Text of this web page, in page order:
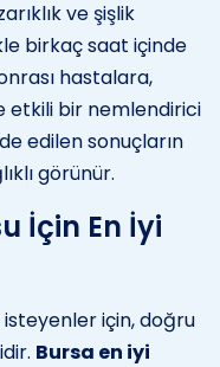
ve şişlik
birkaç saat içinde
hastalara,
etkili bir nemlendirici
edilen sonuçların
görünür.
İçin En İyi
isteyenler için, doğru
Bursa en iyi